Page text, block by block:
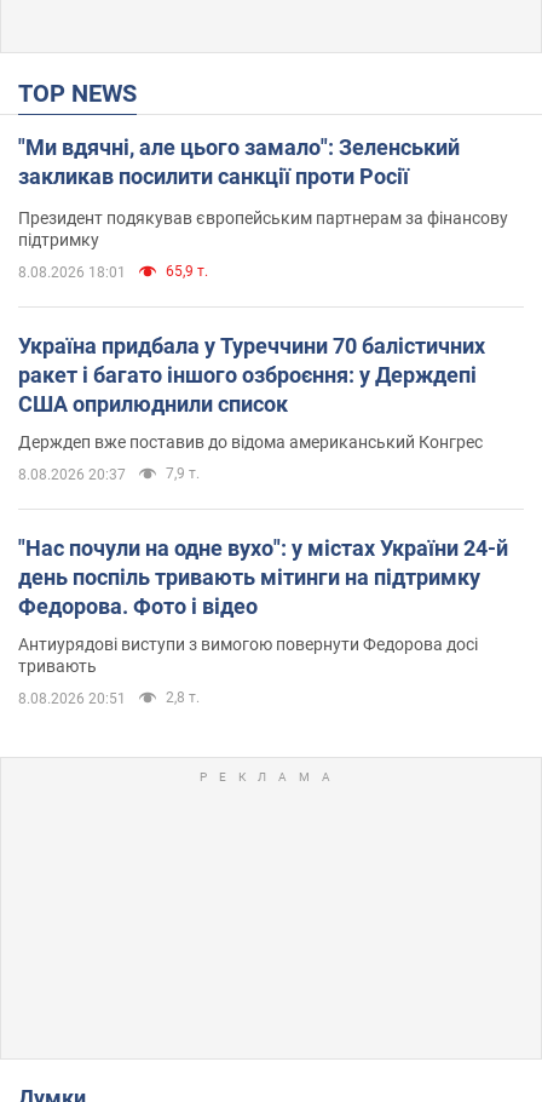
TOP NEWS
"Ми вдячні, але цього замало": Зеленський
закликав посилити санкції проти Росії
Президент подякував європейським партнерам за фінансову
підтримку
8.08.2026 18:01 65,9 т.
Україна придбала у Туреччини 70 балістичних
ракет і багато іншого озброєння: у Держдепі
США оприлюднили список
Держдеп вже поставив до відома американський Конгрес
8.08.2026 20:37 7,9 т.
"Нас почули на одне вухо": у містах України 24-й
день поспіль тривають мітинги на підтримку
Федорова. Фото і відео
Антиурядові виступи з вимогою повернути Федорова досі
тривають
8.08.2026 20:51 2,8 т.